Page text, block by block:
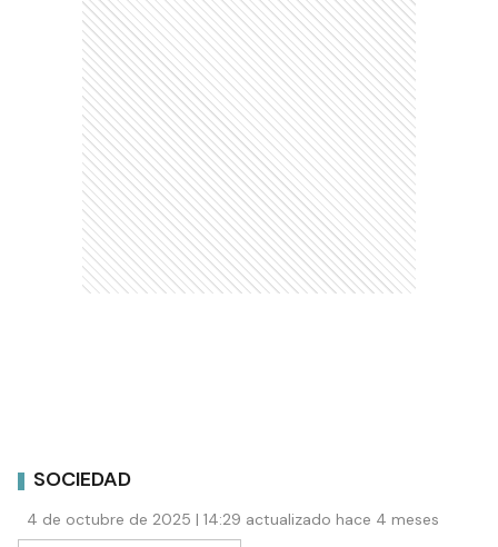
SOCIEDAD
4 de octubre de 2025 | 14:29 actualizado hace 4 meses